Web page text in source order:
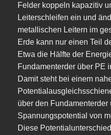
Felder koppeln kapazitiv
Leiterschleifen ein und
metallischen Leitern im
Erde kann nur einen Teil
Etwa die Hälfte der
Fundamenterder über PE
Damit steht bei einem
über den
Spannungspotential von
Diese